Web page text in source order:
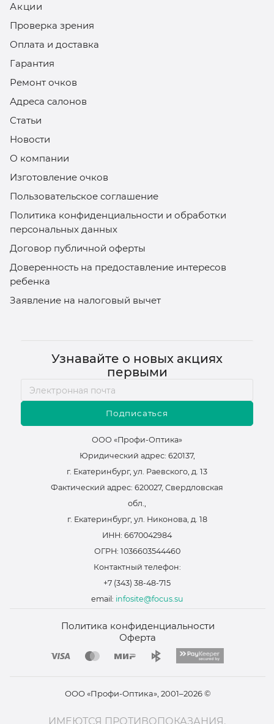
Акции
Проверка зрения
Оплата и доставка
Гарантия
Ремонт очков
Адреса салонов
Статьи
Новости
О компании
Изготовление очков
Пользовательское соглашение
Политика конфиденциальности и обработки
персональных данных
Договор публичной оферты
Доверенность на предоставление интересов
ребенка
Заявление на налоговый вычет
Узнавайте о новых акциях
первыми
Подписаться
ООО «Профи-Оптика»
Юридический адрес: 620137,
г. Екатеринбург, ул. Раевского, д. 13
Фактический адрес: 620027, Свердловская
обл.,
г. Екатеринбург, ул. Никонова, д. 18
ИНН: 6670042984
ОГРН: 1036603544460
Контактный телефон:
+7 (343) 38-48-715
email: infosite@focus.su
ООО «Профи-Оптика», 2001–2026 ©
Политика конфиденциальности
Оферта
ИМЕЮТСЯ ПРОТИВОПОКАЗАНИЯ.